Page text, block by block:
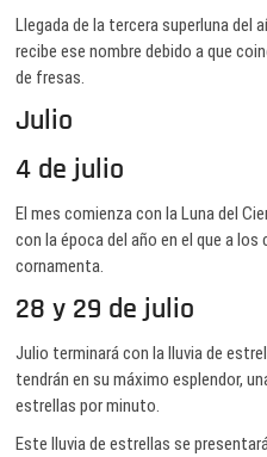
Llegada de la tercera superluna del
recibe ese nombre debido a que
de fresas.
Julio
4 de julio
El mes comienza con la Luna del
con la época del año en el que a los
cornamenta.
28 y 29 de julio
Julio terminará con la lluvia de
tendrán en su máximo esplendor,
estrellas por minuto.
Este lluvia de estrellas se